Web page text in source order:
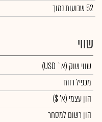
52 שבועות נמוך
שווי
שווי שוק (א` USD)
מכפיל רווח
הון עצמי (א' $)
הון רשום למסחר